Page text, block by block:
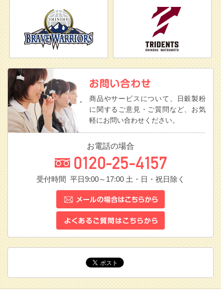
商品やサービスについて、日穀製粉
に関するご意見・ご質問など、お気
軽にお問い合わせください。
お電話の場合
受付時間 平日9:00～17:00土・日・祝日除く